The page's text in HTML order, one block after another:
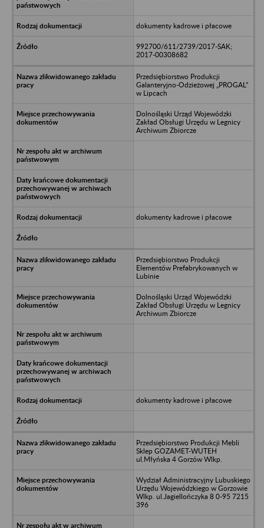
dokumenty kadrowe i płacowe
992700/611/2739/2017-SAK;
2017-00308682
Przedsiębiorstwo Produkcji
Galanteryjno-Odzieżowej „PROGAL”
w Lipcach
Dolnośląski Urząd Wojewódzki
Zakład Obsługi Urzędu w Legnicy
Archiwum Zbiorcze
dokumenty kadrowe i płacowe
Przedsiębiorstwo Produkcji
Elementów Prefabrykowanych w
Lubinie
Dolnośląski Urząd Wojewódzki
Zakład Obsługi Urzędu w Legnicy
Archiwum Zbiorcze
dokumenty kadrowe i płacowe
Przedsiębiorstwo Produkcji Mebli
Sklep GOZAMET-WUTEH
ul.Młyńska 4 Gorzów Wlkp.
Wydział Administracyjny Lubuskiego
Urzędu Wojewódzkiego w Gorzowie
Wlkp. ul.Jagiellończyka 8 0-95 7215
396